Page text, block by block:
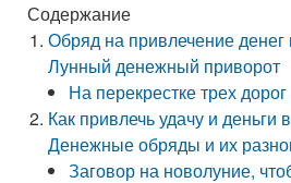
Содержание
Обряд на привлечение
Лунный денежный приворот
На перекрестке трех дорог
Как привлечь удачу и
Денежные обряды и их
Заговор на новолуние,